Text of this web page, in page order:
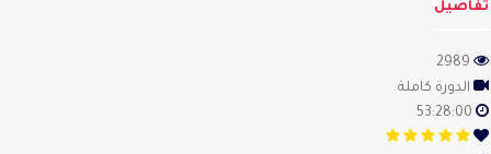
2989
الدورة كاملة
53:28:00